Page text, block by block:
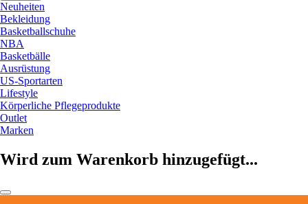
Neuheiten
Bekleidung
Basketballschuhe
NBA
Basketbälle
Ausrüstung
US-Sportarten
Lifestyle
Körperliche Pflegeprodukte
Outlet
Marken
Wird zum Warenkorb hinzugefügt...